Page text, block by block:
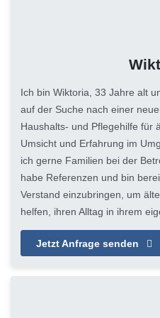
Ich bin Wiktoria, 33 Jahre alt
auf der Suche nach einer
Haushalts- und Pflegehilfe für
Umsicht und Erfahrung im
ich gerne Familien bei der
habe Referenzen und bin
Verstand einzubringen, um
helfen, ihren Alltag in ihrem
Jetzt Anfrage senden